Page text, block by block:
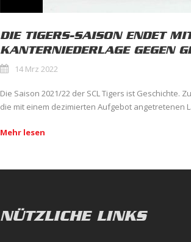
DIE TIGERS-SAISON ENDET
KANTERNIEDERLAGE GEGEN
14 Mrz 2022
Die Saison 2021/22 der SCL Tigers ist Geschichte.
die mit einem dezimierten Aufgebot angetretenen
Mehr lesen
NÜTZLICHE LINKS